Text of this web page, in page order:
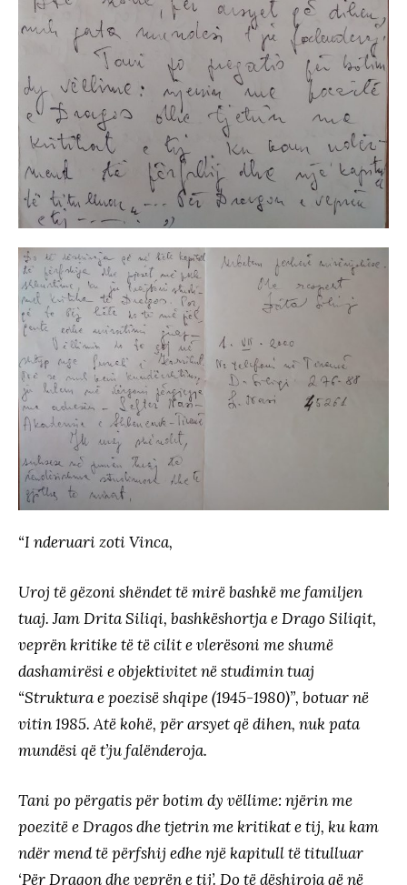
“I nderuari zoti Vinca,
Uroj të gëzoni shëndet të mirë bashkë me familjen
tuaj. Jam Drita Siliqi, bashkëshortja e Drago Siliqit,
veprën kritike të të cilit e vlerësoni me shumë
dashamirësi e objektivitet në studimin tuaj
“Struktura e poezisë shqipe (1945-1980)”, botuar në
vitin 1985. Atë kohë, për arsyet që dihen, nuk pata
mundësi që t’ju falënderoja.
Tani po përgatis për botim dy vëllime: njërin me
poezitë e Dragos dhe tjetrin me kritikat e tij, ku kam
ndër mend të përfshij edhe një kapitull të titulluar
‘Për Dragon dhe veprën e tij’. Do të dëshiroja që në